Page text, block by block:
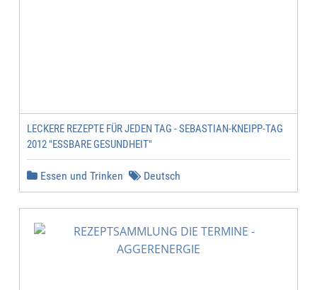
LECKERE REZEPTE FÜR JEDEN TAG - SEBASTIAN-KNEIPP-TAG
2012 "ESSBARE GESUNDHEIT"
Essen und Trinken Deutsch